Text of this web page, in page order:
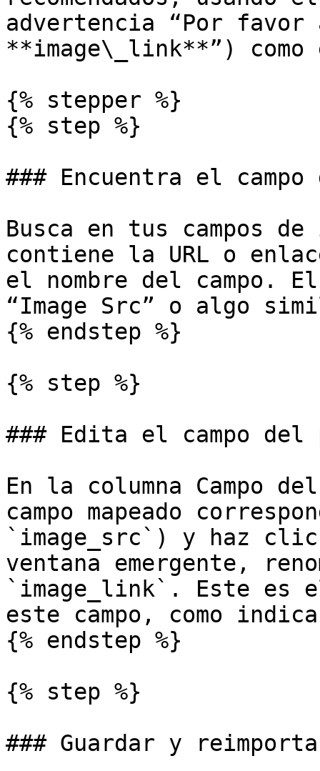
advertencia “Por favor
**image\_link**”) como
{% stepper %}
{% step %}
### Encuentra el
Busca en tus campos
contiene la URL o
el nombre del campo.
“Image Src” o algo
{% endstep %}
{% step %}
### Edita el campo del
En la columna Campo
campo mapeado
`image_src`) y haz
ventana emergente,
`image_link`. Este es el
este campo, como
{% endstep %}
{% step %}
### Guardar y